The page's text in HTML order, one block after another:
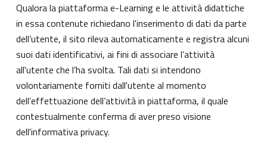
Qualora la piattaforma e-Learning e le attività didattiche
in essa contenute richiedano l'inserimento di dati da parte
dell’utente, il sito rileva automaticamente e registra alcuni
suoi dati identificativi, ai fini di associare l’attività
all'utente che l’ha svolta. Tali dati si intendono
volontariamente forniti dall'utente al momento
dell’effettuazione dell’attività in piattaforma, il quale
contestualmente conferma di aver preso visione
dell'informativa privacy.